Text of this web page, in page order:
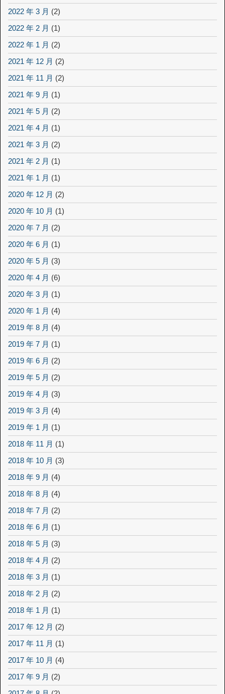
2022 年 3 月 (2)
2022 年 2 月 (1)
2022 年 1 月 (2)
2021 年 12 月 (2)
2021 年 11 月 (2)
2021 年 9 月 (1)
2021 年 5 月 (2)
2021 年 4 月 (1)
2021 年 3 月 (2)
2021 年 2 月 (1)
2021 年 1 月 (1)
2020 年 12 月 (2)
2020 年 10 月 (1)
2020 年 7 月 (2)
2020 年 6 月 (1)
2020 年 5 月 (3)
2020 年 4 月 (6)
2020 年 3 月 (1)
2020 年 1 月 (4)
2019 年 8 月 (4)
2019 年 7 月 (1)
2019 年 6 月 (2)
2019 年 5 月 (2)
2019 年 4 月 (3)
2019 年 3 月 (4)
2019 年 1 月 (1)
2018 年 11 月 (1)
2018 年 10 月 (3)
2018 年 9 月 (4)
2018 年 8 月 (4)
2018 年 7 月 (2)
2018 年 6 月 (1)
2018 年 5 月 (3)
2018 年 4 月 (2)
2018 年 3 月 (1)
2018 年 2 月 (2)
2018 年 1 月 (1)
2017 年 12 月 (2)
2017 年 11 月 (1)
2017 年 10 月 (4)
2017 年 9 月 (2)